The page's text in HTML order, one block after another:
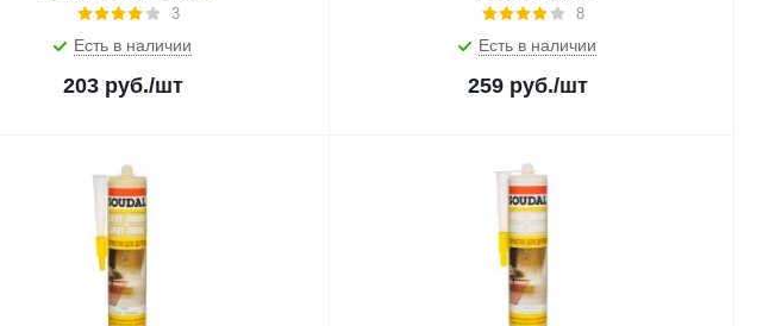
3
Есть в наличии
203 руб./шт
8
Есть в наличии
259 руб./шт